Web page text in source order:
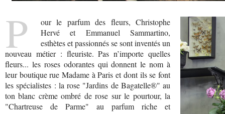
P
our le parfum des fleurs, Christophe
Hervé et Emmanuel Sammartino,
esthètes et passionnés se sont inventés un
nouveau métier : fleuriste. Pas n’importe quelles
fleurs... les roses odorantes qui donnent le nom à
leur boutique rue Madame à Paris et dont ils se font
les spécialistes : la rose "Jardins de Bagatelle®" au
ton blanc crème ombré de rose sur le pourtour, la
"Chartreuse de Parme" au parfum riche et